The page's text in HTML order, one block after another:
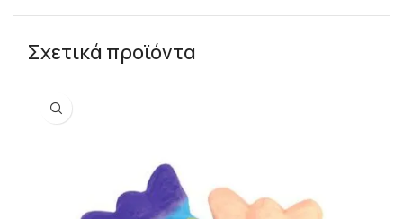
Σχετικά προϊόντα